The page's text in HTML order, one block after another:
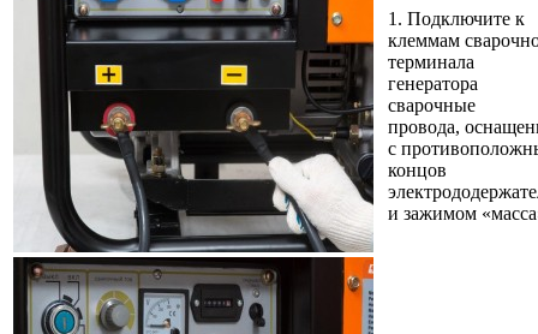
1. Подключите к
клеммам
терминала
генератора
сварочные
провода,
с
концов
и зажимом